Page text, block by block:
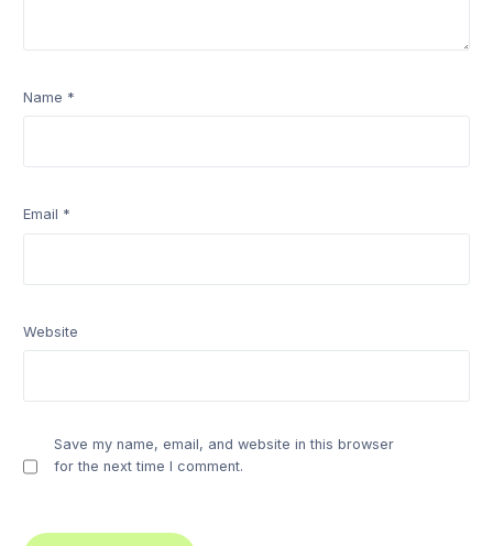
Name *
Email *
Website
Save my name, email, and website in this browser
for the next time I comment.